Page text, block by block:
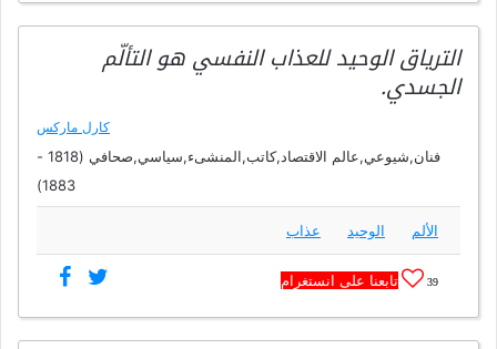
الترياق الوحيد للعذاب النفسي هو التألّم
الجسدي.
كارل ماركس
فنان,شيوعي,عالم الاقتصاد,كاتب,المنشىء,سياسي,صحافي (1818 -
1883)
الألم الوحيد عذاب
39 تابعنا على انستغرام